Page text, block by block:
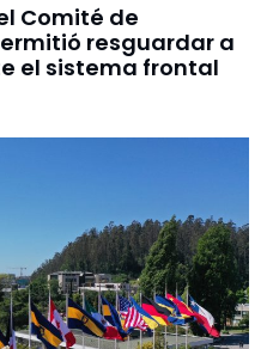
Comité de
resguardar a
el sistema frontal